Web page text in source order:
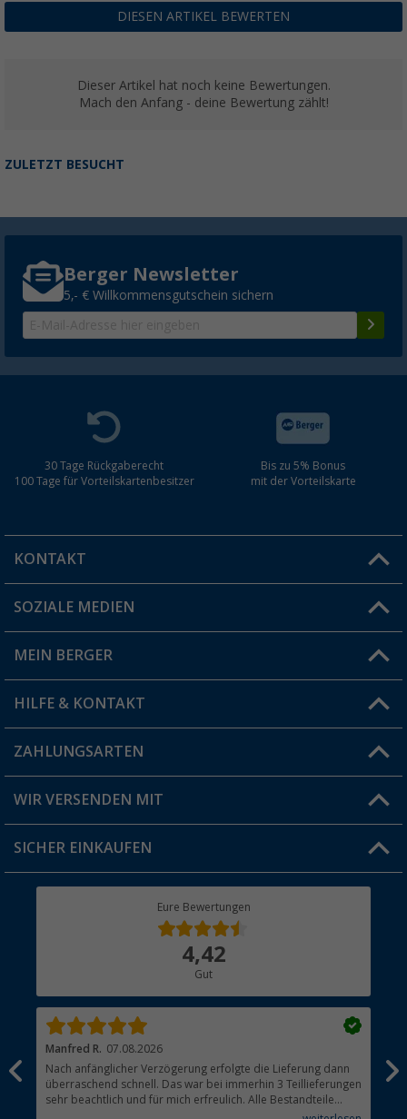
DIESEN ARTIKEL BEWERTEN
Dieser Artikel hat noch keine Bewertungen.
Mach den Anfang - deine Bewertung zählt!
ZULETZT BESUCHT
Berger Newsletter
5,- € Willkommensgutschein sichern
30 Tage Rückgaberecht
100 Tage für Vorteilskartenbesitzer
Bis zu 5% Bonus
mit der Vorteilskarte
KONTAKT
Du hast eine Frage?
Filiale finden
SOZIALE MEDIEN
MEIN BERGER
Vorteilskarte
Blog
Jobs & Karriere
HILFE & KONTAKT
FAQ & Kontakt
Versandinformationen
Rücksendung
ZAHLUNGSARTEN
WIR VERSENDEN MIT
SICHER EINKAUFEN
Eure Bewertungen
4,42
Gut
Manfred R. 07.08.2026
Nach anfänglicher Verzögerung erfolgte die Lieferung dann
überraschend schnell. Das war bei immerhin 3 Teillieferungen
sehr beachtlich und für mich erfreulich. Alle Bestandteile
waren gut verpackt und in Ordnung. Das Gerät (Gasgrill)